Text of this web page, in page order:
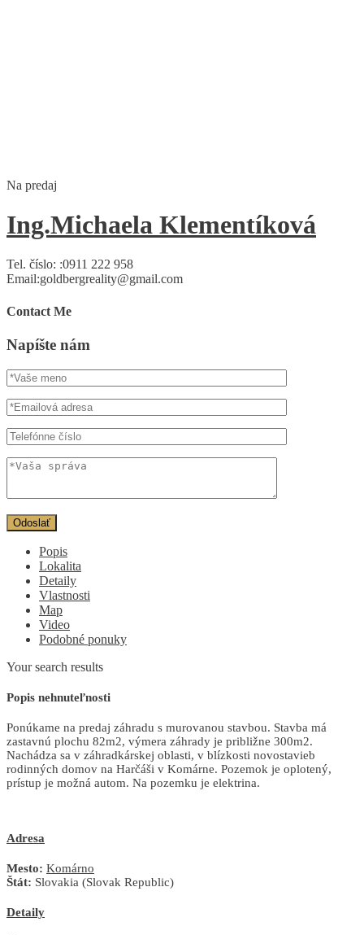
Na predaj
Ing.Michaela Klementíková
Tel. číslo: :0911 222 958
Email:goldbergreality@gmail.com
Contact Me
Napíšte nám
Popis
Lokalita
Detaily
Vlastnosti
Map
Video
Podobné ponuky
Your search results
Popis nehnuteľnosti
Ponúkame na predaj záhradu s murovanou stavbou. Stavba má
zastavnú plochu 82m2, výmera záhrady je približne 300m2.
Nachádza sa v záhradkárskej oblasti, v blízkosti novostavieb
rodinných domov na Harčáši v Komárne. Pozemok je oplotený,
prístup je možná autom. Na pozemku je elektrina.
Adresa
Mesto: Komárno
Štát: Slovakia (Slovak Republic)
Detaily